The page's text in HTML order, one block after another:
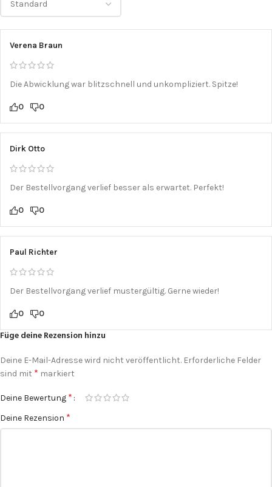
Verena Braun
Die Abwicklung war blitzschnell und unkompliziert. Spitze!
0 0
Dirk Otto
Der Bestellvorgang verlief besser als erwartet. Perfekt!
0 0
Paul Richter
Der Bestellvorgang verlief mustergültig. Gerne wieder!
0 0
Füge deine Rezension hinzu
Deine E-Mail-Adresse wird nicht veröffentlicht. Erforderliche Felder
sind mit * markiert
Deine Bewertung *
Deine Rezension *